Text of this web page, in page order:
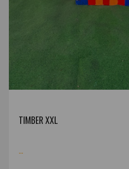
TIMBER XXL
...